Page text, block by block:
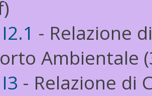
- Relazione
Ambientale
- Relazione di